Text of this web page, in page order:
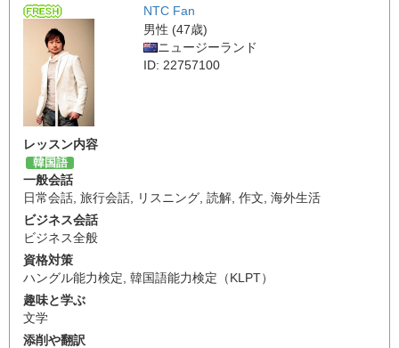
NTC Fan
男性 (47歳)
ニュージーランド
ID: 22757100
レッスン内容
韓国語
一般会話
日常会話 旅行会話 リスニング 読解 作文 海外生活
ビジネス会話
ビジネス全般
資格対策
ハングル能力検定 韓国語能力検定（KLPT）
趣味と学ぶ
文学
添削や翻訳